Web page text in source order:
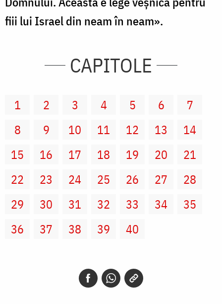
fiii lui Israel din neam în neam».
CAPITOLE
1 2 3 4 5 6
7
8
9 10 11 12 13
14
15
16 17 18 19 20
21
22
23 24 25 26 27
28
29
30 31 32 33 34
35
36
37 38 39 40